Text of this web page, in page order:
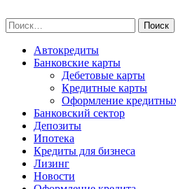
to
content
Найти:
Автокредиты
Банковские карты
Дебетовые карты
Кредитные карты
Оформление
Банковский сектор
Депозиты
Ипотека
Кредиты для бизнеса
Лизинг
Новости